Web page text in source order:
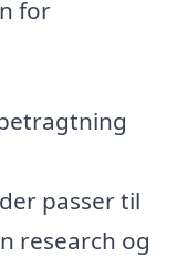
for
passer til
research og